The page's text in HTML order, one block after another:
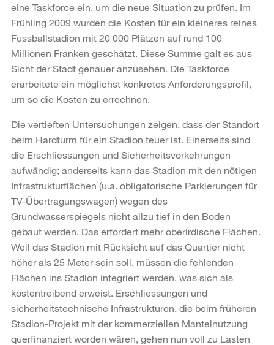
eine Taskforce ein, um die neue Situation zu prüfen. Im
Frühling 2009 wurden die Kosten für ein kleineres reines
Fussballstadion mit 20 000 Plätzen auf rund 100
Millionen Franken geschätzt. Diese Summe galt es aus
Sicht der Stadt genauer anzusehen. Die Taskforce
erarbeitete ein möglichst konkretes Anforderungsprofil,
um so die Kosten zu errechnen.
Die vertieften Untersuchungen zeigen, dass der Standort
beim Hardturm für ein Stadion teuer ist. Einerseits sind
die Erschliessungen und Sicherheitsvorkehrungen
aufwändig; anderseits kann das Stadion mit den nötigen
Infrastrukturflächen (u.a. obligatorische Parkierungen für
TV-Übertragungswagen) wegen des
Grundwasserspiegels nicht allzu tief in den Boden
gebaut werden. Das erfordert mehr oberirdische Flächen.
Weil das Stadion mit Rücksicht auf das Quartier nicht
höher als 25 Meter sein soll, müssen die fehlenden
Flächen ins Stadion integriert werden, was sich als
kostentreibend erweist. Erschliessungen und
sicherheitstechnische Infrastrukturen, die beim früheren
Stadion-Projekt mit der kommerziellen Mantelnutzung
querfinanziert worden wären, gehen nun voll zu Lasten